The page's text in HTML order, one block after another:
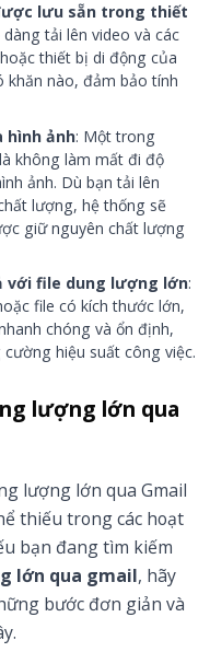
lưu sẵn trong thiết
tải lên video và các
thiết bị di động của
khăn nào, đảm bảo tính
hình ảnh: Một trong
không làm mất đi độ
ảnh. Dù bạn tải lên
lượng, hệ thống sẽ
giữ nguyên chất lượng
với file dung lượng lớn:
file có kích thước lớn,
chóng và ổn định,
hiệu suất công việc.
lượng lớn qua
lượng lớn qua Gmail
thiếu trong các hoạt
bạn đang tìm kiếm
lớn qua gmail, hãy
bước đơn giản và